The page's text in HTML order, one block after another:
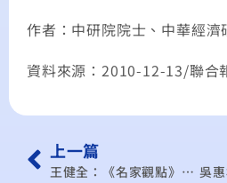
作者：中研院院士、中華經
資料來源：2010-12-13/聯合
上一篇
王健全：《名家觀點》推動有感復甦 多管齊下